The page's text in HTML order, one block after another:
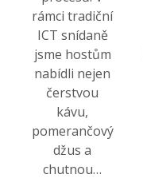
rámci tradiční
ICT snídaně
jsme hostům
nabídli nejen
čerstvou
kávu,
pomerančový
džus a
chutnou…